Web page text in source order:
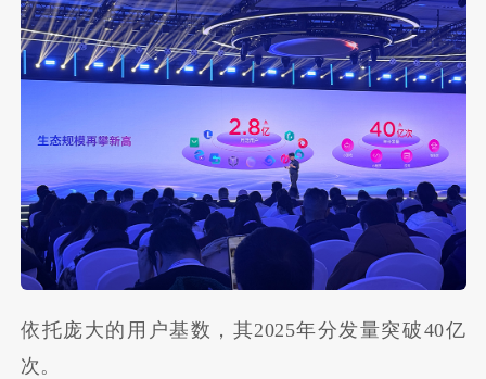
依托庞大的用户基数，其2025年分发量突破40亿
次。